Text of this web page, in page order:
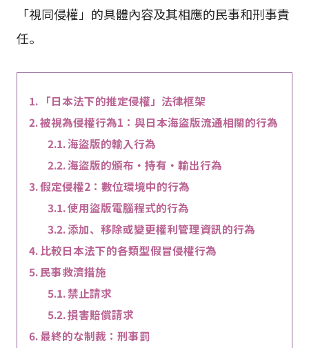
「視同侵權」的具體內容及其相應的民事和刑事責
任。
「日本法下的推定侵權」法律框架
被視為侵權行為1：與日本海盜版流通相關的行為
海盜版的輸入行為
海盜版的頒布・持有・輸出行為
假定侵權2：數位環境中的行為
使用盜版電腦程式的行為
添加、移除或變更權利管理資訊的行為
比較日本法下的各類型假冒侵權行為
民事救濟措施
禁止請求
損害賠償請求
最終的な制裁：刑事罰